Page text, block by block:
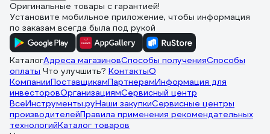
Оригинальные товары с гарантией!
Установите мобильное приложение, чтобы информация
по заказам всегда была под рукой
КаталогАдреса магазиновСпособы полученияСпособы
оплаты Что улучшить? КонтактыО
КомпанииПоставщикамПартнерамИнформация для
инвесторовОрганизациямСервисный центр
ВсеИнструменты.руНаши закупкиСервисные центры
производителейПравила применения рекомендательных
технологийКаталог товаров